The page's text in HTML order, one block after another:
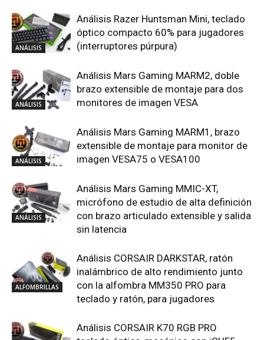
ANÁLISIS
Análisis Razer Huntsman Mini, teclado
óptico compacto 60% para jugadores
(interruptores púrpura)
ANÁLISIS
Análisis Mars Gaming MARM2, doble
brazo extensible de montaje para dos
monitores de imagen VESA
ANÁLISIS
Análisis Mars Gaming MARM1, brazo
extensible de montaje para monitor de
imagen VESA75 o VESA100
ANÁLISIS
Análisis Mars Gaming MMIC-XT,
micrófono de estudio de alta definición
con brazo articulado extensible y salida
sin latencia
ALFOMBRILLAS
Análisis CORSAIR DARKSTAR, ratón
inalámbrico de alto rendimiento junto
con la alfombra MM350 PRO para
teclado y ratón, para jugadores
Análisis CORSAIR K70 RGB PRO